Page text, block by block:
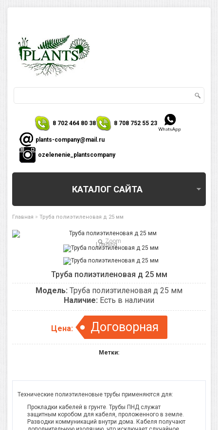
8 702 464 80 38 8 708 752 55 23
plants-company@mail.ru
ozelenenie_plantscompany
КАТАЛОГ САЙТА
Главная » Труба полиэтиленовая д 25 мм
Zoom
Loading...
Труба полиэтиленовая д 25 мм
Модель: Труба полиэтиленовая д 25 мм
Наличие: Есть в наличии
Цена: Договорная
Метки:
Технические полиэтиленовые трубы применяются для:
Прокладки кабелей в грунте. Трубы ПНД служат
защитным коробом для кабеля, проложенного в земле.
Разводки коммуникаций внутри дома. Кабеля получают